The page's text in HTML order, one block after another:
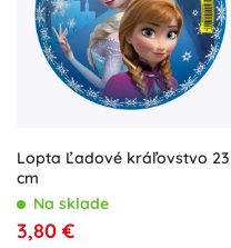
Lopta Ľadové kráľovstvo 23
cm
Na sklade
3,80 €